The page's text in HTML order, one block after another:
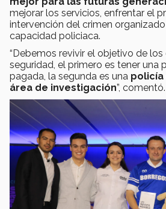
mejorar los servicios, enfrentar el
intervención del crimen
capacidad policiaca.
“Debemos revivir el objetivo de
seguridad, el primero es tener una
pagada, la segunda es una policía
área de investigación”, comentó.